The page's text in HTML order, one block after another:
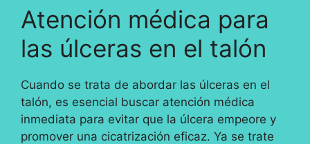
Atención médica para
las úlceras en el talón
Cuando se trata de abordar las úlceras en el
talón, es esencial buscar atención médica
inmediata para evitar que la úlcera empeore y
promover una cicatrización eficaz. Ya se trate